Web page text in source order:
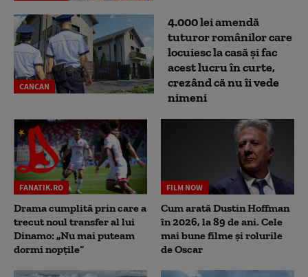
CANCAN
4.000 lei amendă
tuturor românilor care
locuiesc la casă și fac
acest lucru în curte,
crezând că nu îi vede
nimeni
FANATIK.RO
Drama cumplită prin care a
trecut noul transfer al lui
Dinamo: „Nu mai puteam
dormi nopțile”
FILM NOW
Cum arată Dustin Hoffman
în 2026, la 89 de ani. Cele
mai bune filme și rolurile
de Oscar